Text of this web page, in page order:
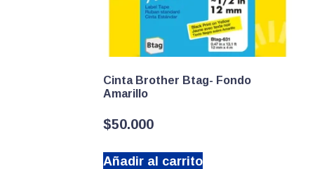
Cinta Brother Btag- Fondo
Amarillo
$50.000
Añadir al carrito